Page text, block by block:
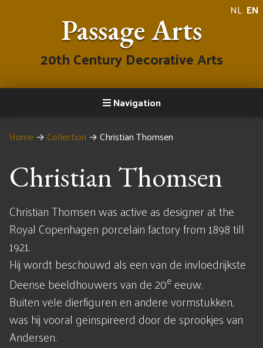
NL EN
Passage Arts
20th Century Decorative Arts
Navigation
Home → Collection →Christian Thomsen
Christian Thomsen
Christian Thomsen was active as designer at the
Royal Copenhagen porcelain factory from 1898 till
1921.
Hij wordt beschouwd als een van de invloedrijkste
Deense beeldhouwers van de 20e eeuw.
Buiten vele dierfiguren en andere vormstukken,
was hij vooral geïnspireerd door de sprookjes van
Andersen.